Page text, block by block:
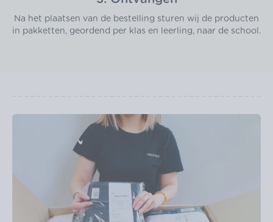
Na het plaatsen van de bestelling sturen wij de producten
in pakketten, geordend per klas en leerling, naar de school.